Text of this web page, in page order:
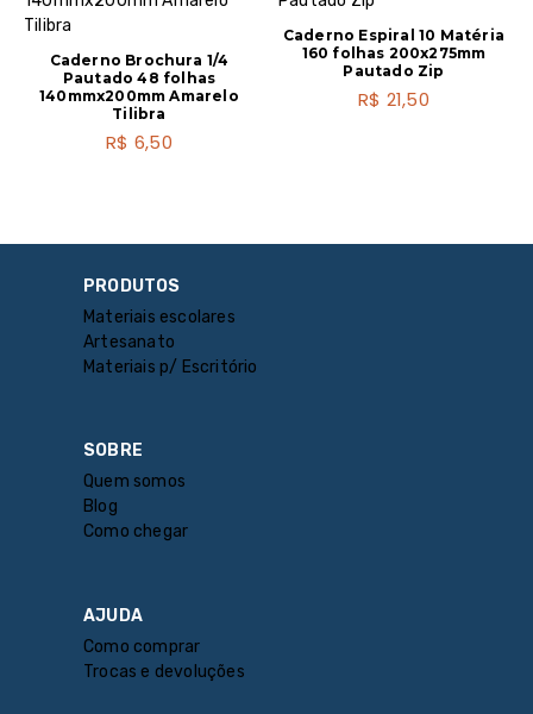
Caderno Brochura 1/4
Pautado 48 folhas
140mmx200mm Amarelo
Tilibra
R$ 6,50
Caderno Espiral 10 Matéria
160 folhas 200x275mm
Pautado Zip
R$ 21,50
PRODUTOS
Materiais escolares
Artesanato
Materiais p/ Escritório
SOBRE
Quem somos
Blog
Como chegar
AJUDA
Como comprar
Trocas e devoluções